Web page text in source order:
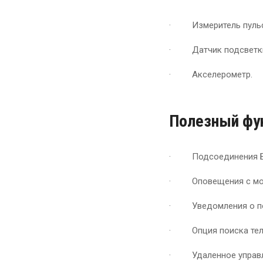
· Измеритель
· Датчик
· Акселерометр.
Полезный
· Подсоединения
· Оповещения с
· Уведомления о
· Опция поиска
· Удаленное